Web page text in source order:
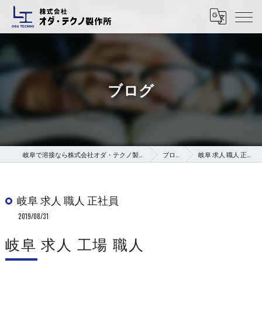
ブログ
岐阜で溶接なら株式会社オダ・テクノ製作所 ブログ 岐阜 求人 職人 正社員
岐阜 求人 職人 正社員
2019/08/31
岐阜 求人 工場 職人